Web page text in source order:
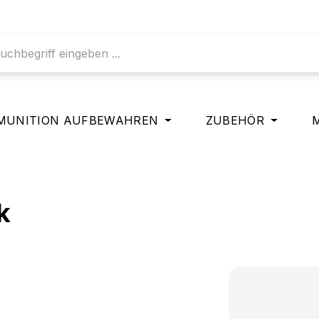
AUFBEWAHREN ZUBEHÖR